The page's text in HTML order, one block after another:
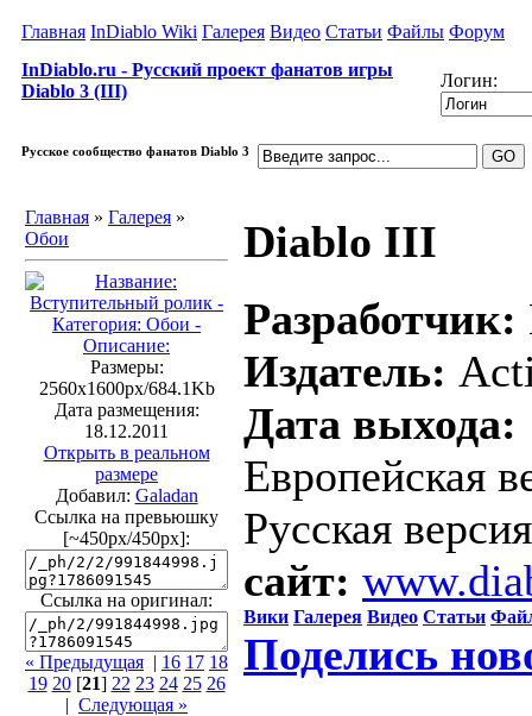
Главная InDiablo Wiki Галерея Видео Статьи Файлы Форум
InDiablo.ru - Русский проект фанатов игры
Diablo 3 (III)
Логин:
Русское сообщество фанатов Diablo 3
Главная » Галерея »
Обои
Размеры:
2560x1600px/684.1Kb
Дата размещения:
18.12.2011
Открыть в реальном
размере
Добавил: Galadan
Ссылка на превьюшку
[~450px/450px]:
Ссылка на оригинал:
« Предыдущая | 16 17 18
19 20[21] 22 23 24 25 26
| Следующая »
Diablo III
Разработчик:
Издатель:
Дата выхода:
Европейская
Русская
сайт:
Вики Галерея Видео Статьи
Поделись